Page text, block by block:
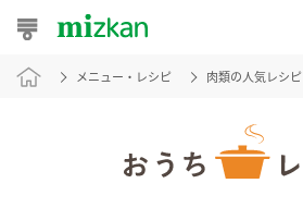
おうちレシピ
メニュー・レシピ 肉類の人気レシピ